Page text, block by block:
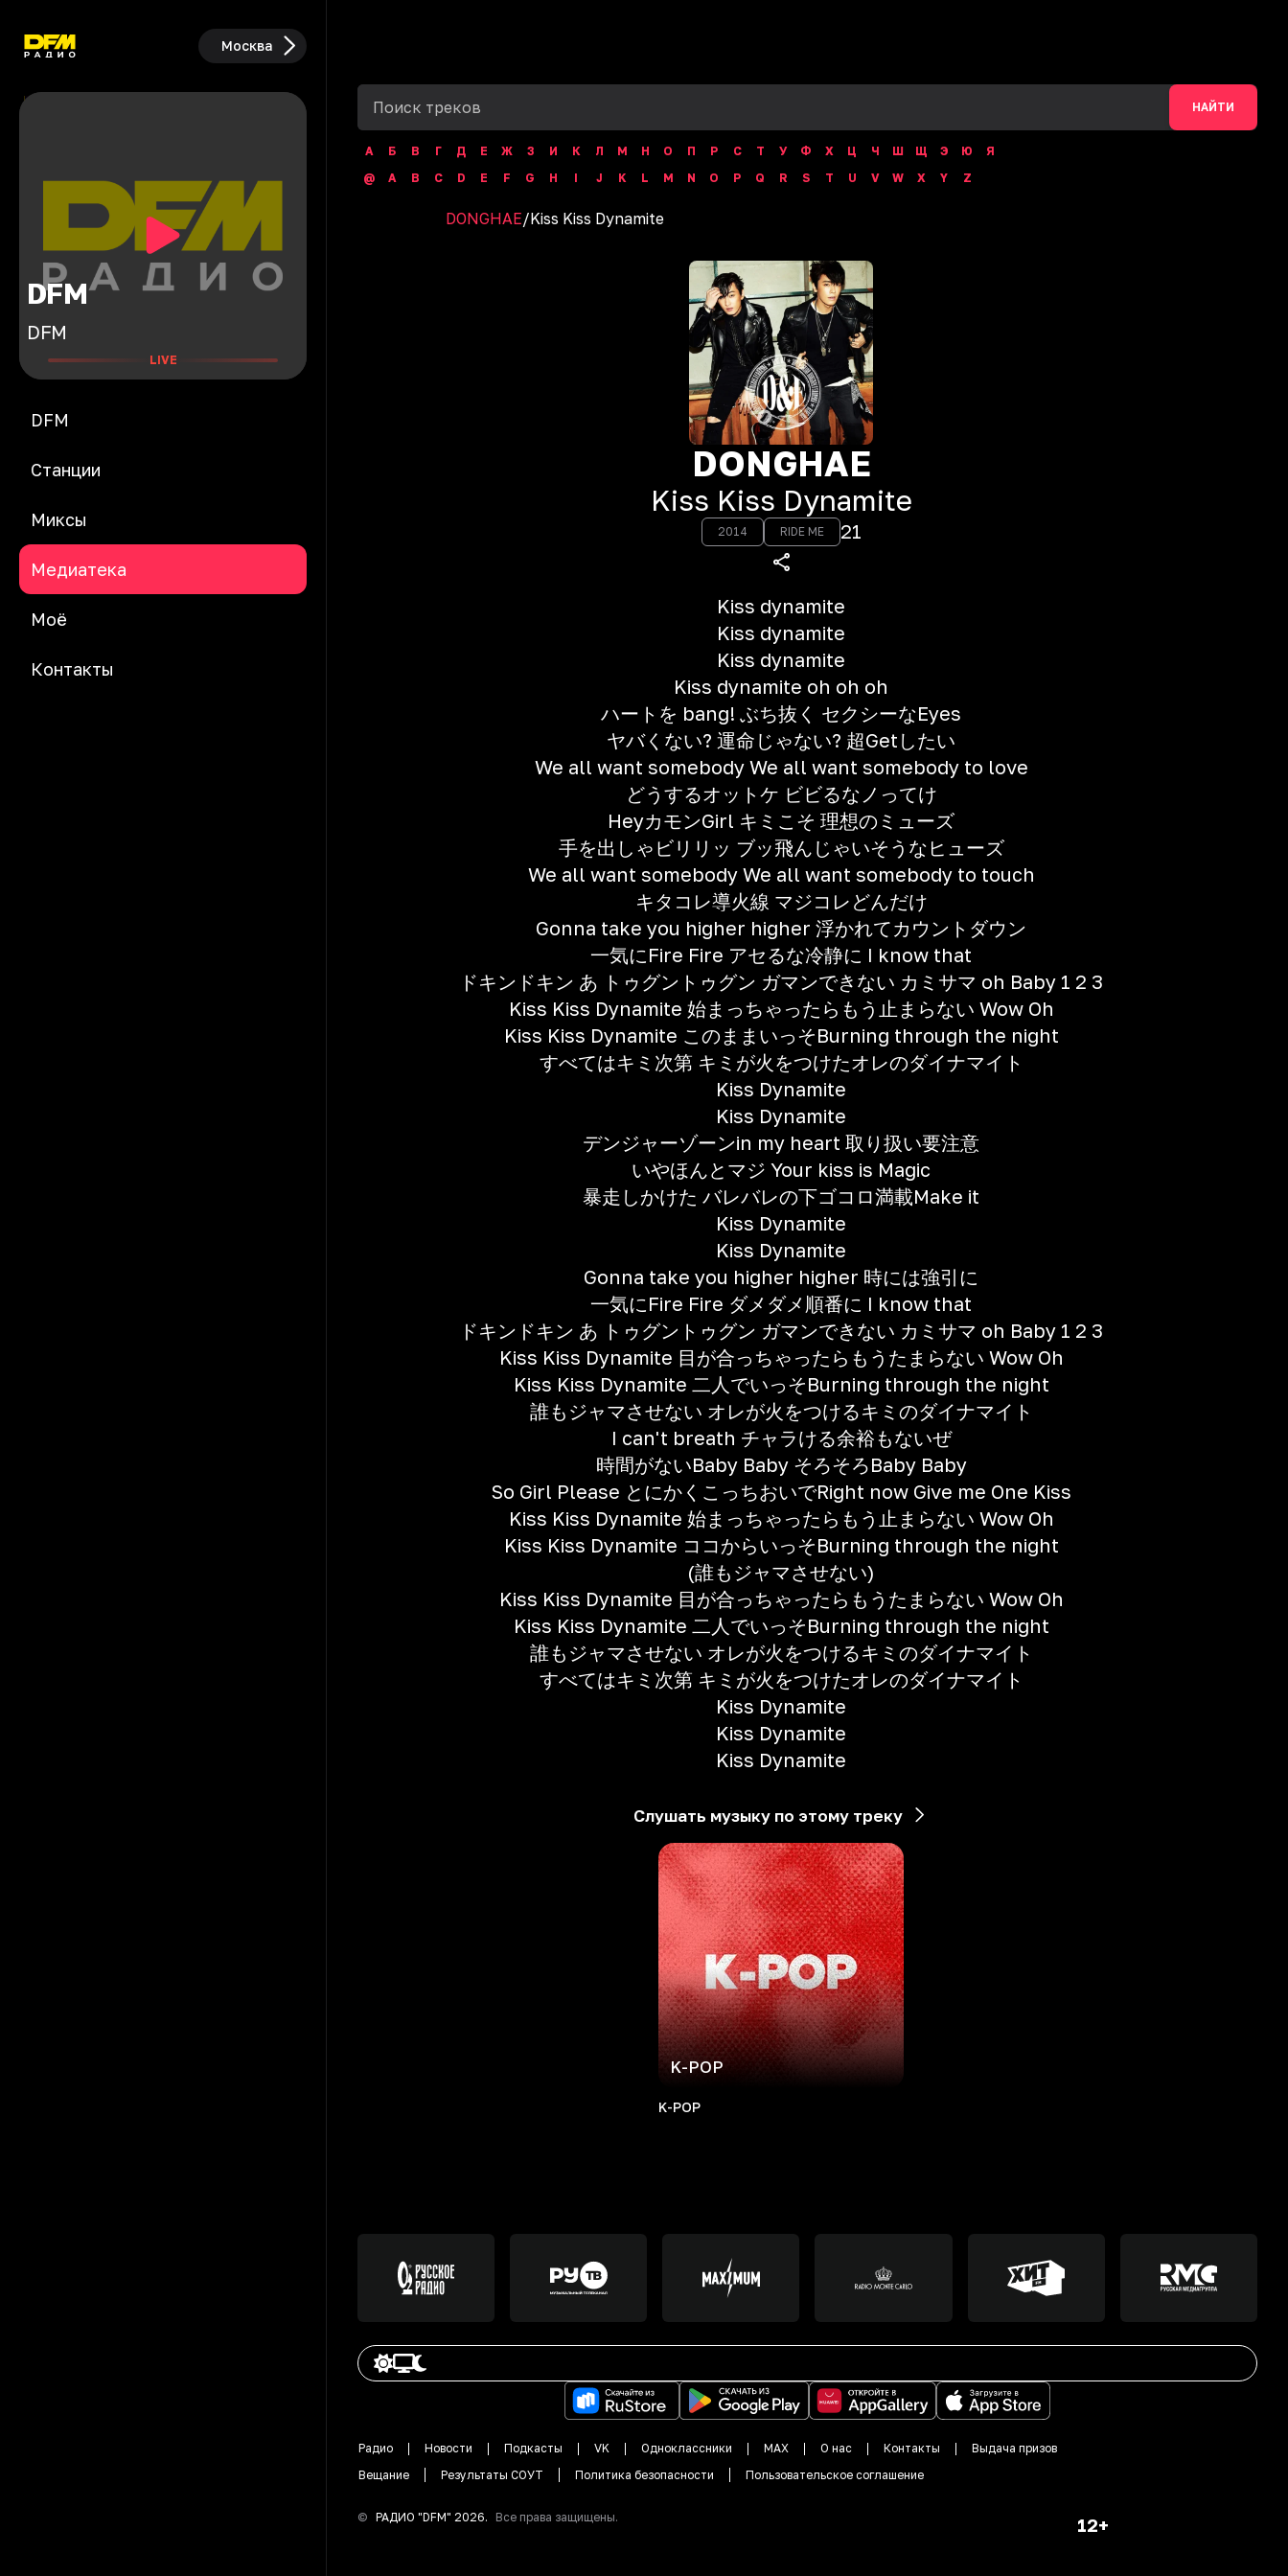
Москва
DFM
DFM
LIVE
DFM
Станции
Миксы
Медиатека
Моё
Контакты
НАЙТИ
А Б В Г Д Е Ж З И К Л М Н О П Р С Т У Ф Х Ц Ч Ш Щ Э Ю
Я
@
A B C D E F G H I J K L M N O P Q R S T U V W X Y Z
DONGHAE/Kiss Kiss Dynamite
DONGHAE
Kiss Kiss Dynamite
2014 RIDE ME 21
Kiss dynamite
Kiss dynamite
Kiss dynamite
Kiss dynamite oh oh oh
ハートを bang! ぶち抜く セクシーなEyes
ヤバくない? 運命じゃない? 超Getしたい
We all want somebody We all want somebody to love
どうするオットケ ビビるなノってけ
HeyカモンGirl キミこそ 理想のミューズ
手を出しゃビリリッ ブッ飛んじゃいそうなヒューズ
We all want somebody We all want somebody to touch
キタコレ導火線 マジコレどんだけ
Gonna take you higher higher 浮かれてカウントダウン
一気にFire Fire アセるな冷静に I know that
ドキンドキン あ トゥグントゥグン ガマンできない カミサマ oh Baby 1 2 3
Kiss Kiss Dynamite 始まっちゃったらもう止まらない Wow Oh
Kiss Kiss Dynamite このままいっそBurning through the night
すべてはキミ次第 キミが火をつけたオレのダイナマイト
Kiss Dynamite
Kiss Dynamite
デンジャーゾーンin my heart 取り扱い要注意
いやほんとマジ Your kiss is Magic
暴走しかけた バレバレの下ゴコロ満載Make it
Kiss Dynamite
Kiss Dynamite
Gonna take you higher higher 時には強引に
一気にFire Fire ダメダメ順番に I know that
ドキンドキン あ トゥグントゥグン ガマンできない カミサマ oh Baby 1 2 3
Kiss Kiss Dynamite 目が合っちゃったらもうたまらない Wow Oh
Kiss Kiss Dynamite 二人でいっそBurning through the night
誰もジャマさせない オレが火をつけるキミのダイナマイト
I can't breath チャラける余裕もないぜ
時間がないBaby Baby そろそろBaby Baby
So Girl Please とにかくこっちおいでRight now Give me One Kiss
Kiss Kiss Dynamite 始まっちゃったらもう止まらない Wow Oh
Kiss Kiss Dynamite ココからいっそBurning through the night
(誰もジャマさせない)
Kiss Kiss Dynamite 目が合っちゃったらもうたまらない Wow Oh
Kiss Kiss Dynamite 二人でいっそBurning through the night
誰もジャマさせない オレが火をつけるキミのダイナマイト
すべてはキミ次第 キミが火をつけたオレのダイナマイト
Kiss Dynamite
Kiss Dynamite
Kiss Dynamite
Слушать музыку по этому треку
K-POP
K-POP
Радио Новости Подкасты VK Одноклассники MAX О нас Контакты
Выдача призов
Вещание
Результаты СОУТ Политика безопасности Пользовательское соглашение
© РАДИО "DFM" 2026. Все права защищены. 12+